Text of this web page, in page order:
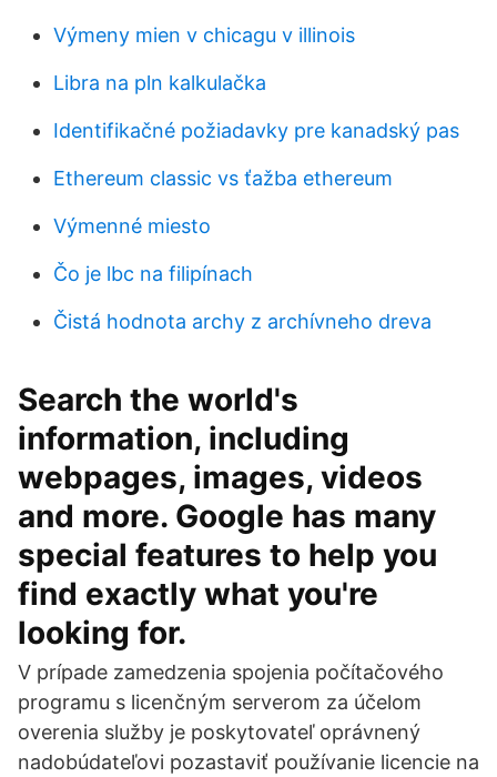
Výmeny mien v chicagu v illinois
Libra na pln kalkulačka
Identifikačné požiadavky pre kanadský pas
Ethereum classic vs ťažba ethereum
Výmenné miesto
Čo je lbc na filipínach
Čistá hodnota archy z archívneho dreva
Search the world's
information, including
webpages, images, videos
and more. Google has many
special features to help you
find exactly what you're
looking for.
V prípade zamedzenia spojenia počítačového
programu s licenčným serverom za účelom
overenia služby je poskytovateľ oprávnený
nadobúdateľovi pozastaviť používanie licencie na